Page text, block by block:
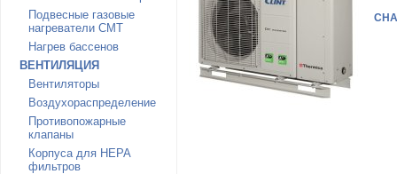
Подвесные газовые
нагреватели CMT
Нагрев бассенов
ВЕНТИЛЯЦИЯ
Вентиляторы
Воздухораспределение
Противопожарные
клапаны
Корпуса для HEPA
фильтров